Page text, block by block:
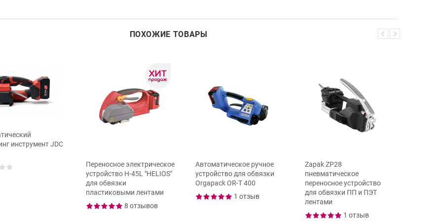
ПОХОЖИЕ ТОВАРЫ
инструмент JDC
Переносное электрическое
устройство H-45L "HELIOS"
для обвязки
пластиковыми лентами
8 отзывов
Автоматическое ручное
устройство для обвязки
Orgapack OR-T 400
1 отзыв
Zapak ZP28
пневматическое
переносное устройство
для обвязки ПП и ПЭТ
лентами
1 отзыв